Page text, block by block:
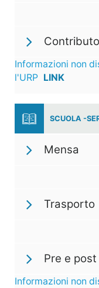
Informazioni non
l'URP LINK
SCUOLA -
Mensa
Trasporto
Pre e
Informazioni non